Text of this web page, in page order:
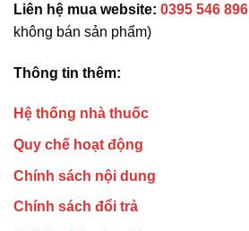
Liên hệ mua website: 0395 546 896
không bán sản phẩm)
Thông tin thêm:
Hệ thống nhà thuốc
Quy chế hoạt động
Chính sách nội dung
Chính sách đổi trả